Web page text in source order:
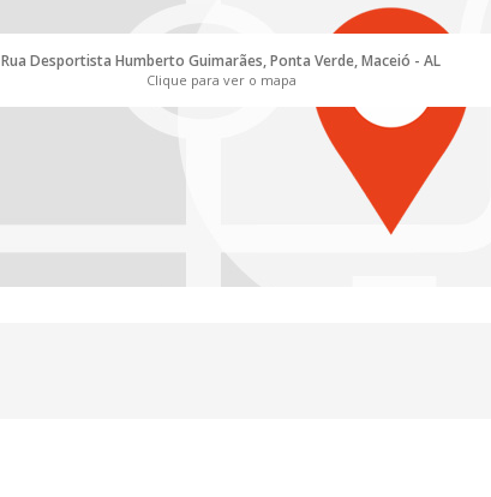
Rua Desportista Humberto Guimarães, Ponta Verde, Maceió - AL
Clique para ver o mapa